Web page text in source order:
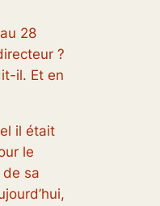
28
?
il. Et en
il était
le
de sa